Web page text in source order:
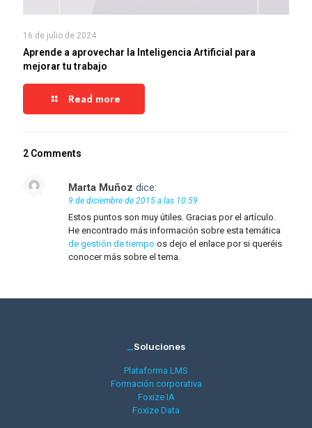
16 de julio de 2024
Aprende a aprovechar la Inteligencia Artificial para
mejorar tu trabajo
Read more
2 Comments
Marta Muñoz dice:
9 de diciembre de 2015 a las 10:59
Estos puntos son muy útiles. Gracias por el artículo.
He encontrado más información sobre esta temática
de gestión de tiempo os dejo el enlace por si queréis
conocer más sobre el tema.
_Soluciones
Plataforma LMS
Formación corporativa
Foxize IA
Foxize Data